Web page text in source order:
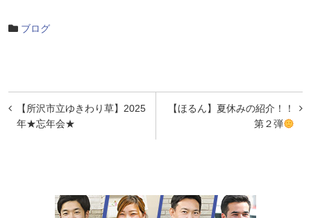
ブログ
投
稿
【ほるん】夏休みの紹介！！
第２弾
【所沢市立ゆきわり草】2025
年★忘年会★